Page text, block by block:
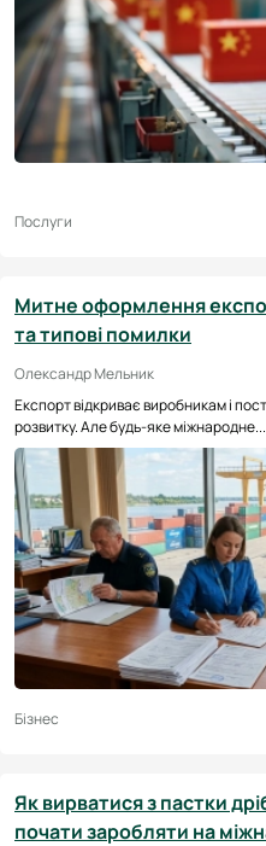
Послуги
Митне оформлення
та типові помилки
Олександр Мельник
Експорт відкриває виробникам і
розвитку. Але будь-яке міжнародне...
Бізнес
Як вирватися з пастки
почати заробляти на